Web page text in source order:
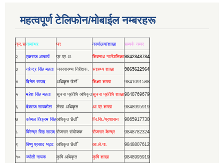
महत्वपूर्ण टेलिफोन/मोबाईल नम्बरहरू
क्र.सनाम/थर पद कार्यालय/शाखा सम्पर्क नम्वर
२ एकराज आचार्य प्र.प्र.अ. शिवनाथ गाउँपालिका9842848784
३ नरेन्द्र सिंह महता जनस्वास्थ्य निरीक्षक. स्वास्थ्य शाखा 9865622964
४ दिनेश साउद अधिकृत छैटौँ शिक्षाा शाखा 9841091588
५ महेश सिंह महता सूचना प्रविधि अधिकृतसूचना प्रविधि शाखा9848769679
६ देवराज सापकोटा लेखा अधिकृत आ.प्र.शाखा 9848995919
७ कोमल विक्रम सिंहअधिकृत छैठौँ जि.सि./प्रशासन 9865917730
८ विरेन्द्र सिह साउद रोजगार संयोजक रोजगार केन्द्र 9848782324
९ बिष्णु प्रसाद भट्ट अधिकृत छैठौँ आ.ले.पा. 9848807612
१० ज्योती नायक कृषि अधिकृत कृषि शाखा 9848995919